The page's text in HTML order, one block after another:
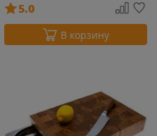
5.0
В корзину